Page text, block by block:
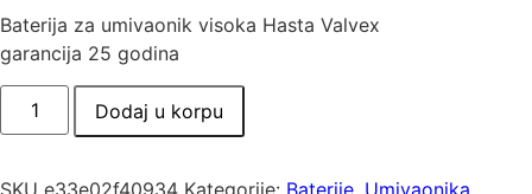
Baterija za umivaonik visoka Hasta Valvex
garancija 25 godina
Baterija
umivaonik
Valvex
Dodaj u korpu
SKU e33e02f40934 Kategorije: Baterije, Umivaonika